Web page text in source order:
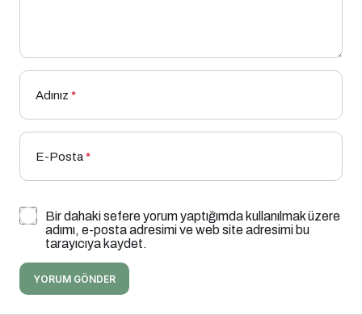
Adınız *
E-Posta*
Bir dahaki sefere yorum yaptığımda kullanılmak üzere
adımı, e-posta adresimi ve web site adresimi bu
tarayıcıya kaydet.
YORUM GÖNDER